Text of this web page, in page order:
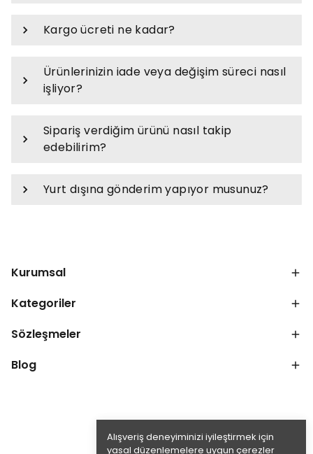
Alışveriş deneyiminizi iyileştirmek için
yasal düzenlemelere uygun çerezler
Kargo ücreti ne kadar?
Ürünlerinizin iade veya değişim süreci nasıl
işliyor?
Sipariş verdiğim ürünü nasıl takip
edebilirim?
Yurt dışına gönderim yapıyor musunuz?
Kurumsal
Kategoriler
Sözleşmeler
Blog